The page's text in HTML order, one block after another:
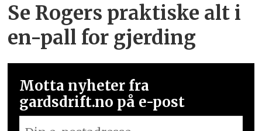
Se Rogers praktiske alt i
en-pall for gjerding
Motta nyheter fra
gardsdrift.no på e-post